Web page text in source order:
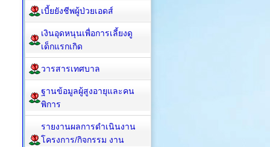
เบี้ยยังชีพผู้ป่วยเอดส์
เงินอุดหนุนเพื่อการเลี้ยงดู
เด็กแรกเกิด
วารสารเทศบาล
ฐานข้อมูลผู้สูงอายุและคน
พิการ
รายงานผลการดำเนินงาน
โครงการ/กิจกรรม งาน